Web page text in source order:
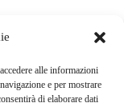
alle informazioni
e per mostrare
di elaborare dati
del